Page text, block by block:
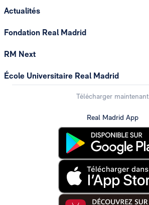
Actualités
Fondation Real Madrid
RM Next
École Universitaire Real Madrid
Télécharger maintenant
Real Madrid App